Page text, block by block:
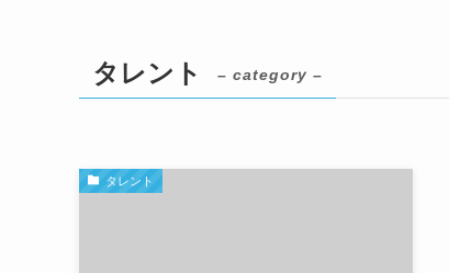
タレント – category –
タレント